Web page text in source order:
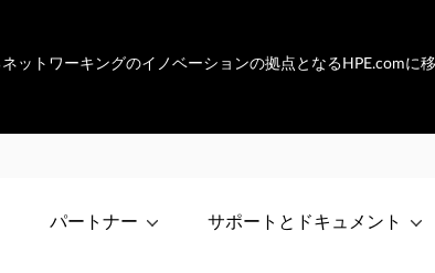
ットワーキングのイノベーションの拠点となるHPE.comに
パートナー サポートとドキュメント